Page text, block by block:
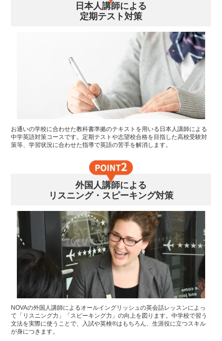
日本人講師による
定期テスト対策
お通いの学校に合わせた教科書準拠のテキストを用いる日本人講師による
中学英語対策コースです。定期テストや志望校合格を目指した高校受験対
策等、学習状況に合わせた指導で英語の苦手を解消します。
外国人講師による
リスニング・スピーキング対策
NOVAの外国人講師によるオールイングリッシュの英会話レッスンによっ
て「リスニング力」「スピーキング力」の向上を図ります。中学校で習う
文法を実際に使うことで、入試や英検®はもちろん、生涯役に立つスキル
が身につきます。